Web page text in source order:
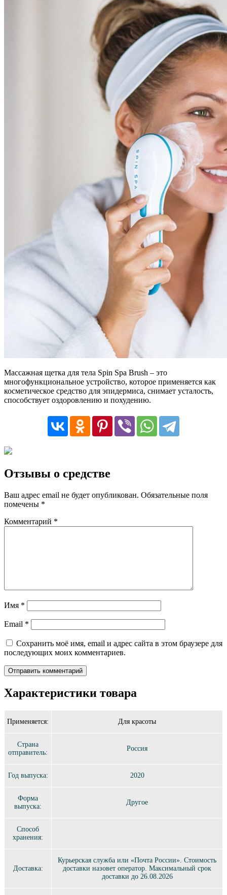
Массажная щетка для тела Spin Spa Brush – это
многофункциональное устройство, которое применяется как
косметическое средство для эпидермиса, снимает усталость,
способствует оздоровлению и похудению.
Отзывы о средстве
Ваш адрес email не будет опубликован. Обязательные поля
помечены *
Комментарий *
Имя *
Email *
Сохранить моё имя, email и адрес сайта в этом браузере для
последующих моих комментариев.
Характеристики товара
Применяется: Для красоты
Страна
отправитель:
Россия
Год выпуска: 2020
Форма
выпуска:
Другое
Способ
хранения:
Доставка:
Курьерская служба или «Почта России». Стоимость
доставки назовет оператор. Максимальный срок
доставки до 26.08.2026